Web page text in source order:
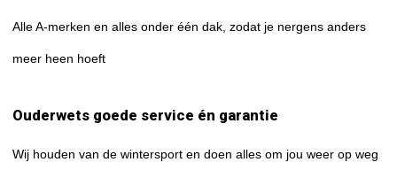
Alle A-merken en alles onder één dak, zodat je nergens anders
meer heen hoeft
Ouderwets goede service én garantie
Wij houden van de wintersport en doen alles om jou weer op weg